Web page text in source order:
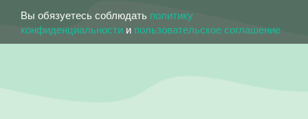
Вы обязуетесь соблюдать политику
конфиденциальности и пользовательское соглашение